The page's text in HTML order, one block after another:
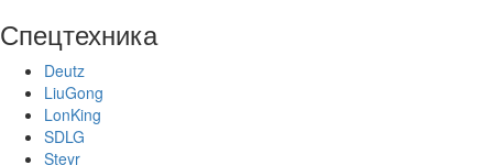
Спецтехника
Deutz
LiuGong
LonKing
SDLG
Steyr